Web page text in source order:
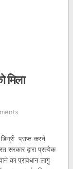
मिला
प्राप्त करने
सरकार द्वारा प्रत्येक
का प्रावधान लागु